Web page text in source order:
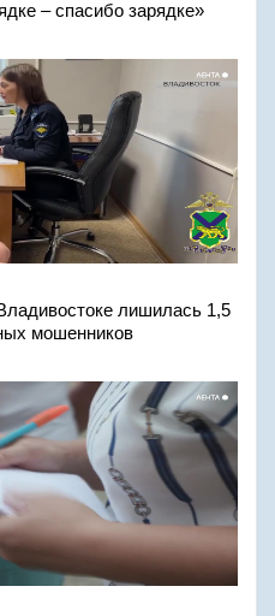
– спасибо зарядке»
лишилась 1,5
мошенников